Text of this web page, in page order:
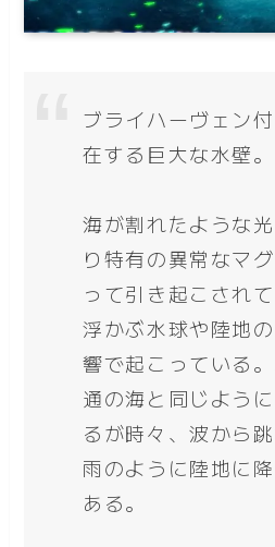
ブライハーヴェン
在する巨大な水壁。
海が割れたような
り特有の異常なマ
って引き起こされ
浮かぶ水球や陸地
響で起こっている
通の海と同じよう
るが時々、波から
雨のように陸地に
ある。